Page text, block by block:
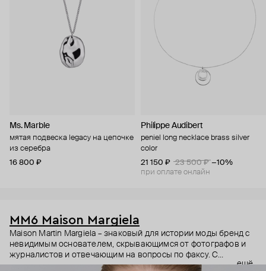
Ms. Marble
мятая подвеска legacy на цепочке
из серебра
16 800 ₽
Philippe Audibert
peniel long necklace brass silver
color
21 150 ₽
23 500 ₽ −10%
при оплате онлайн
MM6 Maison Margiela
Maison Martin Margiela – знаковый для истории моды бренд с
невидимым основателем, скрывающимся от фотографов и
журналистов и отвечающим на вопросы по факсу. С
бутиками, не отмеченными на картах и в телефонных книгах.
ещё